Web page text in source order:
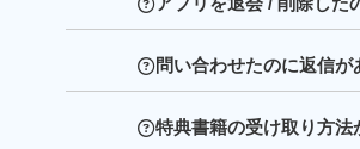
問い合わせたのに返信が
特典書籍の受け取り方法